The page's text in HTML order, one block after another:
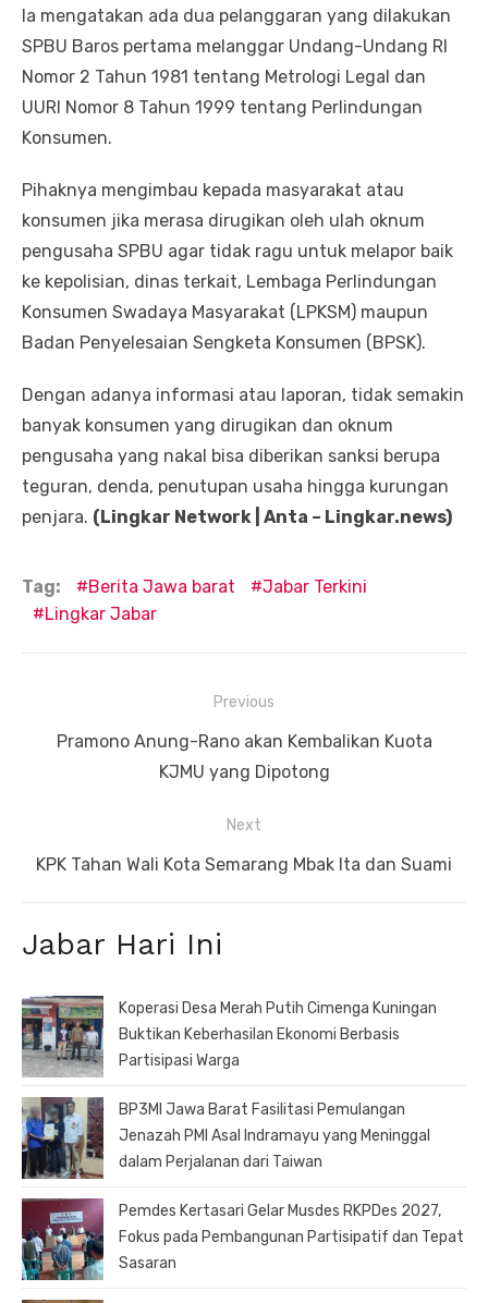
Ia mengatakan ada dua pelanggaran yang dilakukan
SPBU Baros pertama melanggar Undang-Undang RI
Nomor 2 Tahun 1981 tentang Metrologi Legal dan
UURI Nomor 8 Tahun 1999 tentang Perlindungan
Konsumen.
Pihaknya mengimbau kepada masyarakat atau
konsumen jika merasa dirugikan oleh ulah oknum
pengusaha SPBU agar tidak ragu untuk melapor baik
ke kepolisian, dinas terkait, Lembaga Perlindungan
Konsumen Swadaya Masyarakat (LPKSM) maupun
Badan Penyelesaian Sengketa Konsumen (BPSK).
Dengan adanya informasi atau laporan, tidak semakin
banyak konsumen yang dirugikan dan oknum
pengusaha yang nakal bisa diberikan sanksi berupa
teguran, denda, penutupan usaha hingga kurungan
penjara. (Lingkar Network | Anta – Lingkar.news)
Tag: Berita Jawa barat
Jabar Terkini
Lingkar Jabar
pos
Previous
Previous
Pramono Anung-Rano akan Kembalikan Kuota
KJMU yang Dipotong
Next
Next
KPK Tahan Wali Kota Semarang Mbak Ita dan Suami
Jabar Hari Ini
Koperasi Desa Merah Putih Cimenga Kuningan
Buktikan Keberhasilan Ekonomi Berbasis
Partisipasi Warga
BP3MI Jawa Barat Fasilitasi Pemulangan
Jenazah PMI Asal Indramayu yang Meninggal
dalam Perjalanan dari Taiwan
Pemdes Kertasari Gelar Musdes RKPDes 2027,
Fokus pada Pembangunan Partisipatif dan Tepat
Sasaran